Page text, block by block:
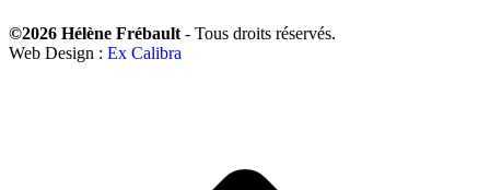
©2026 Hélène Frébault - Tous droits réservés.
Web Design : Ex Calibra